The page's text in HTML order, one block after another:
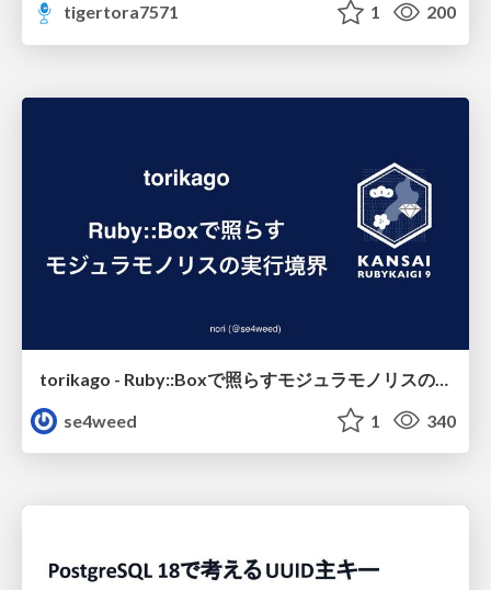
tigertora7571
1 200
se4weed
1 340